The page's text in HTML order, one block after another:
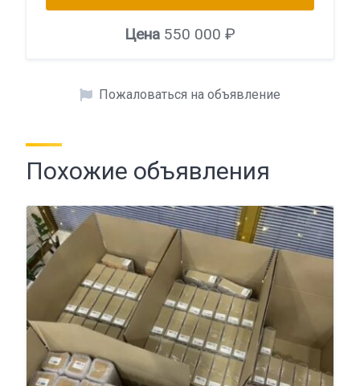
Цена 550 000 ₽
Пожаловаться на объявление
Похожие объявления